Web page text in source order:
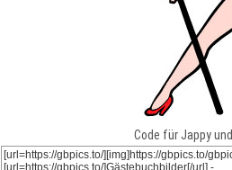
Code für Jappy und